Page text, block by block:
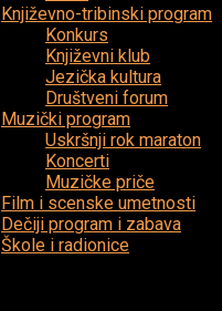
Književno-tribinski program
Konkurs
Književni klub
Jezička kultura
Društveni forum
Muzički program
Uskršnji rok maraton
Koncerti
Muzičke priče
Film i scenske umetnosti
Dečiji program i zabava
Škole i radionice